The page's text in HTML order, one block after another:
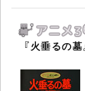
『火垂るの